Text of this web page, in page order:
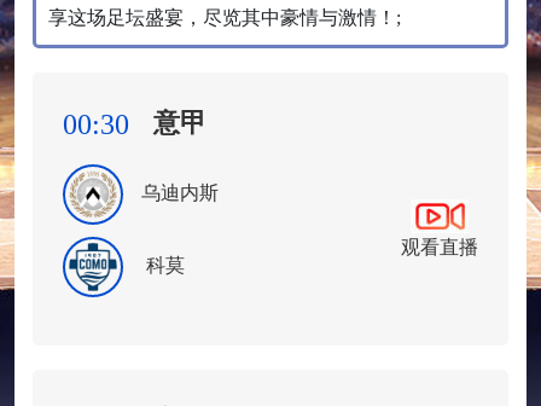
享这场足坛盛宴，尽览其中豪情与激情！;
00:30 意甲
乌迪内斯
科莫
观看直播